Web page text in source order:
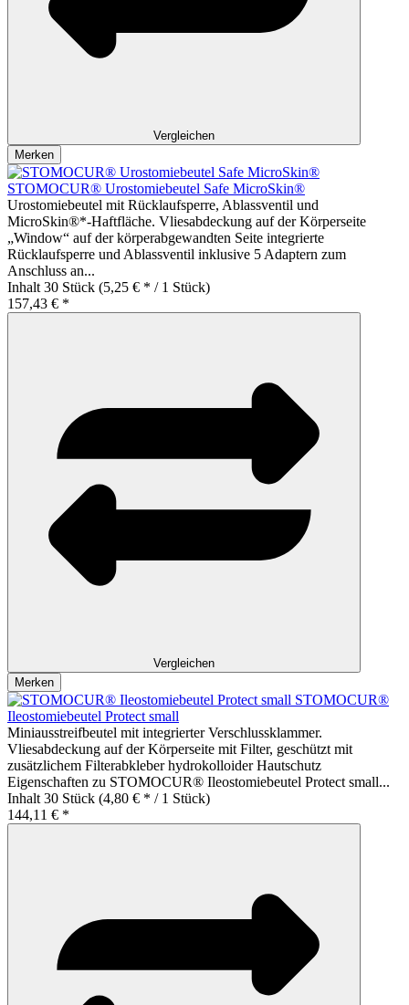
Vergleichen
Merken
STOMOCUR® Urostomiebeutel Safe MicroSkin®
Urostomiebeutel mit Rücklaufsperre, Ablassventil und
MicroSkin®*-Haftfläche. Vliesabdeckung auf der Körperseite
„Window“ auf der körperabgewandten Seite integrierte
Rücklaufsperre und Ablassventil inklusive 5 Adaptern zum
Anschluss an...
Inhalt 30 Stück (5,25 € * / 1 Stück)
157,43 € *
Vergleichen
Merken
STOMOCUR®
Ileostomiebeutel Protect small
Miniausstreifbeutel mit integrierter Verschlussklammer.
Vliesabdeckung auf der Körperseite mit Filter, geschützt mit
zusätzlichem Filterabkleber hydrokolloider Hautschutz
Eigenschaften zu STOMOCUR® Ileostomiebeutel Protect small...
Inhalt 30 Stück (4,80 € * / 1 Stück)
144,11 € *